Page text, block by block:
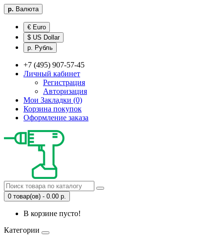
р. Валюта
€ Euro
$ US Dollar
р. Рубль
+7 (495) 907-57-45
Личный кабинет
Регистрация
Авторизация
Мои Закладки (0)
Корзина покупок
Оформление заказа
0 товар(ов) - 0.00 р.
В корзине пусто!
Категории